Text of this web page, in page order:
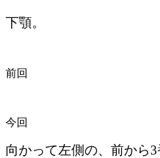
下顎。
前回
今回
向かって左側の、前から